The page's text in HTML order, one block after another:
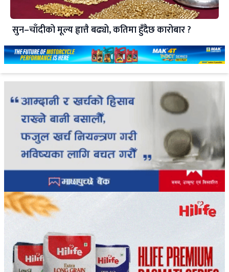
सुन–चाँदीको मूल्य ह्वात्तै बढ्यो, कतिमा हुँदैछ कारोबार ?